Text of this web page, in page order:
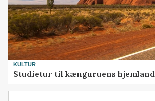
KULTUR
Studietur til kænguruens hjemland